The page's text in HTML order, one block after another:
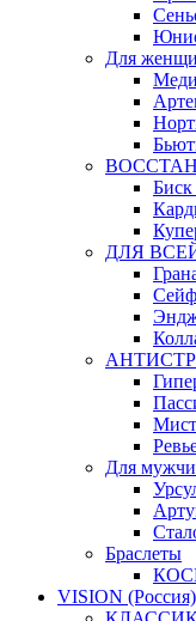
Для
Биск
ДЛЯ
Для
Браслеты
VISION (Россия)